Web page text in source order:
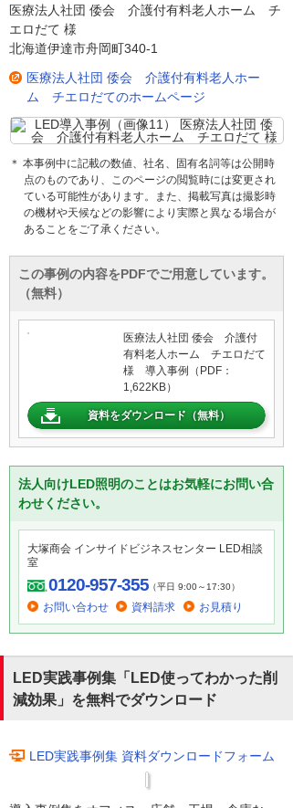
医療法人社団 倭会 介護付有料老人ホーム チ
エロだて 様
北海道伊達市舟岡町340-1
医療法人社団 倭会 介護付有料老人ホー
ム チエロだてのホームページ
＊ 本事例中に記載の数値、社名、固有名詞等は公開時
点のものであり、このページの閲覧時には変更され
ている可能性があります。また、掲載写真は撮影時
の機材や天候などの影響により実際と異なる場合が
あることをご了承ください。
この事例の内容をPDFでご用意しています。
（無料）
医療法人社団 倭会 介護付
有料老人ホーム チエロだて
様 導入事例（PDF：
1,622KB）
資料をダウンロード（無料）
法人向けLED照明のことはお気軽にお問い合
わせください。
大塚商会 インサイドビジネスセンター LED相談
室
0120-957-355（平日 9:00～17:30）
お問い合わせ 資料請求 お見積り
LED実践事例集「LED使ってわかった削
減効果」を無料でダウンロード
LED実践事例集 資料ダウンロードフォーム